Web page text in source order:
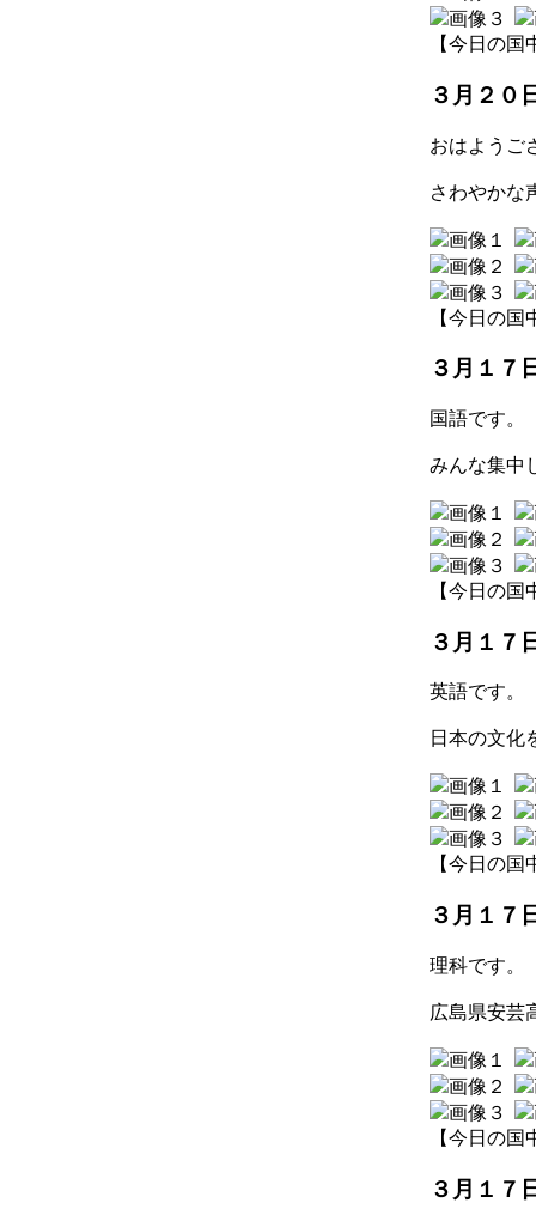
【今日の国
３月２
おはようご
さわやかな
【今日の国
３月１
国語です。
みんな集中
【今日の国
３月１
英語です。
日本の文化
【今日の国
３月１
理科です。
広島県安芸
【今日の国
３月１